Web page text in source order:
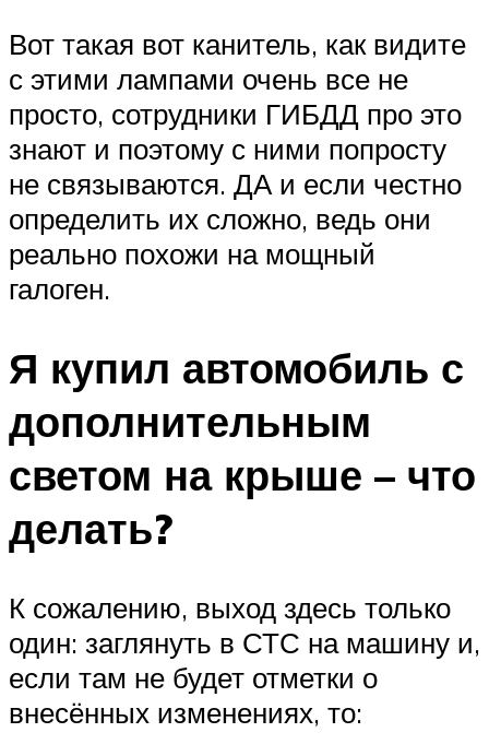
Вот такая вот канитель, как видите
с этими лампами очень все не
просто, сотрудники ГИБДД про это
знают и поэтому с ними попросту
не связываются. ДА и если честно
определить их сложно, ведь они
реально похожи на мощный
галоген.
Я купил автомобиль с
дополнительным
светом на крыше – что
делать?
К сожалению, выход здесь только
один: заглянуть в СТС на машину и,
если там не будет отметки о
внесённых изменениях, то: